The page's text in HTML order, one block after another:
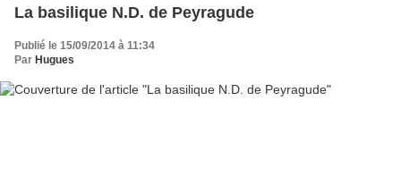
La basilique N.D. de Peyragude
Publié le 15/09/2014 à 11:34
Par Hugues